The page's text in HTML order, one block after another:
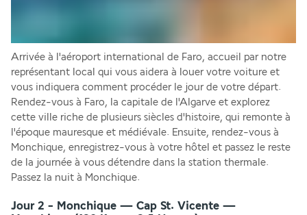
Arrivée à l'aéroport international de Faro, accueil par notre
représentant local qui vous aidera à louer votre voiture et
vous indiquera comment procéder le jour de votre départ.
Rendez-vous à Faro, la capitale de l'Algarve et explorez
cette ville riche de plusieurs siècles d'histoire, qui remonte à
l'époque mauresque et médiévale. Ensuite, rendez-vous à
Monchique, enregistrez-vous à votre hôtel et passez le reste
de la journée à vous détendre dans la station thermale.
Passez la nuit à Monchique.
Jour 2 - Monchique — Cap St. Vicente —